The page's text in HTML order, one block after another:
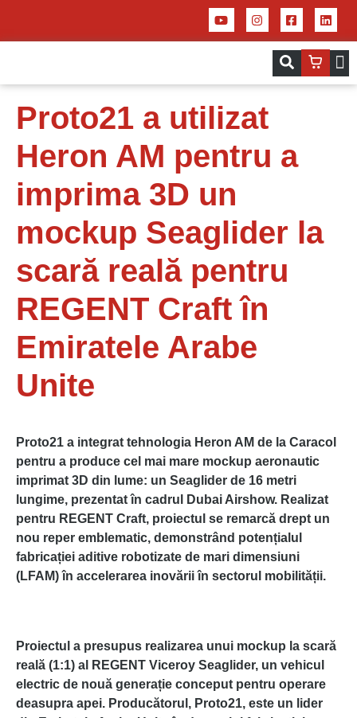
Proto21 a utilizat
Heron AM pentru a
imprima 3D un
mockup Seaglider la
scară reală pentru
REGENT Craft în
Emiratele Arabe
Unite
Proto21 a integrat tehnologia Heron AM de la Caracol
pentru a produce cel mai mare mockup aeronautic
imprimat 3D din lume: un Seaglider de 16 metri
lungime, prezentat în cadrul Dubai Airshow. Realizat
pentru REGENT Craft, proiectul se remarcă drept un
nou reper emblematic, demonstrând potențialul
fabricației aditive robotizate de mari dimensiuni
(LFAM) în accelerarea inovării în sectorul mobilității.
Proiectul a presupus realizarea unui mockup la scară
reală (1:1) al REGENT Viceroy Seaglider, un vehicul
electric de nouă generație conceput pentru operare
deasupra apei. Producătorul, Proto21, este un lider